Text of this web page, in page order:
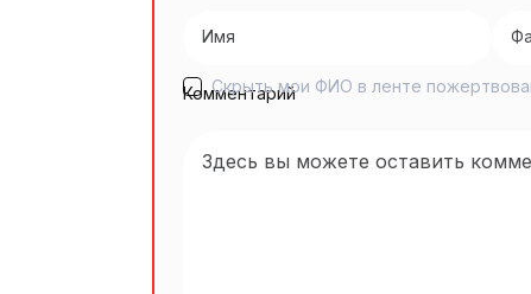
Скрыть мои ФИО в ленте
Комментарий